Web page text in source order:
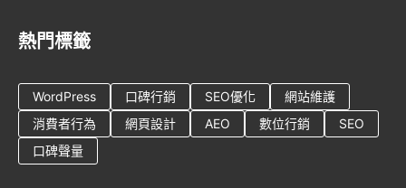
熱門標籤
WordPress 口碑行銷 SEO優化
網站維護
消費者行為
網頁設計 AEO 數位行銷
SEO
口碑聲量